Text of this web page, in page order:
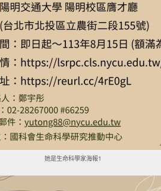
她是生命科學家海報1